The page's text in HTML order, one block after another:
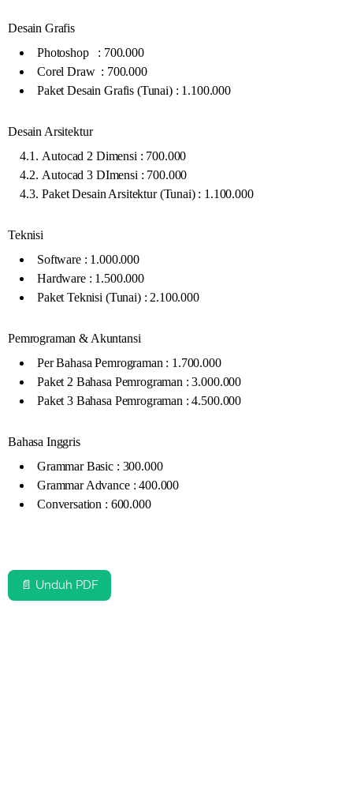
Desain Grafis
Photoshop : 700.000
Corel Draw : 700.000
Paket Desain Grafis (Tunai) : 1.100.000
Desain Arsitektur
Autocad 2 Dimensi : 700.000
Autocad 3 DImensi : 700.000
Paket Desain Arsitektur (Tunai) : 1.100.000
Teknisi
Software : 1.000.000
Hardware : 1.500.000
Paket Teknisi (Tunai) : 2.100.000
Pemrograman & Akuntansi
Per Bahasa Pemrograman : 1.700.000
Paket 2 Bahasa Pemrograman : 3.000.000
Paket 3 Bahasa Pemrograman : 4.500.000
Bahasa Inggris
Grammar Basic : 300.000
Grammar Advance : 400.000
Conversation : 600.000
📄 Unduh PDF